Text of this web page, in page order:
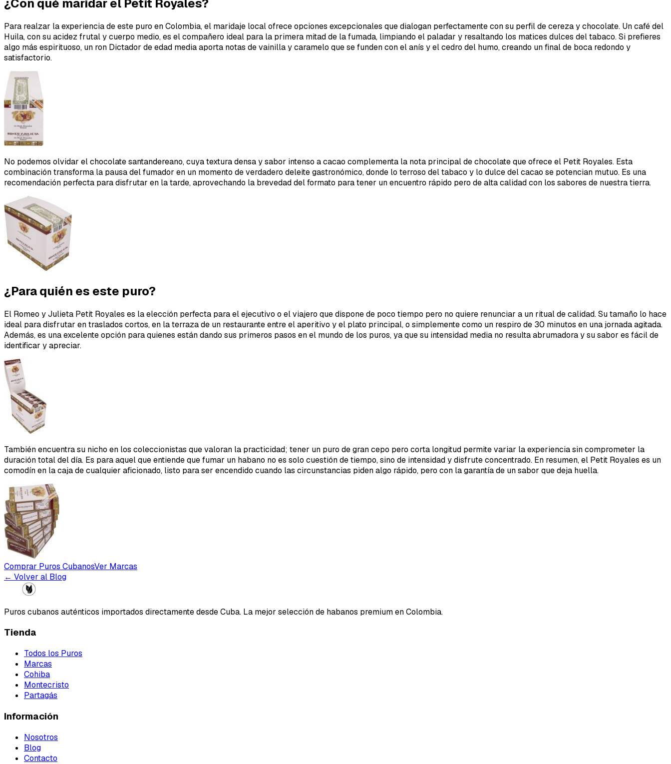
¿Con qué maridar el Petit Royales?
Para realzar la experiencia de este puro en Colombia, el maridaje local ofrece opciones excepcionales que dialogan perfectamente con su perfil de cereza y chocolate. Un café del
Huila, con su acidez frutal y cuerpo medio, es el compañero ideal para la primera mitad de la fumada, limpiando el paladar y resaltando los matices dulces del tabaco. Si prefieres
algo más espirituoso, un ron Dictador de edad media aporta notas de vainilla y caramelo que se funden con el anís y el cedro del humo, creando un final de boca redondo y
satisfactorio.
No podemos olvidar el chocolate santandereano, cuya textura densa y sabor intenso a cacao complementa la nota principal de chocolate que ofrece el Petit Royales. Esta
combinación transforma la pausa del fumador en un momento de verdadero deleite gastronómico, donde lo terroso del tabaco y lo dulce del cacao se potencian mutuo. Es una
recomendación perfecta para disfrutar en la tarde, aprovechando la brevedad del formato para tener un encuentro rápido pero de alta calidad con los sabores de nuestra tierra.
¿Para quién es este puro?
El Romeo y Julieta Petit Royales es la elección perfecta para el ejecutivo o el viajero que dispone de poco tiempo pero no quiere renunciar a un ritual de calidad. Su tamaño lo hace
ideal para disfrutar en traslados cortos, en la terraza de un restaurante entre el aperitivo y el plato principal, o simplemente como un respiro de 30 minutos en una jornada agitada.
Además, es una excelente opción para quienes están dando sus primeros pasos en el mundo de los puros, ya que su intensidad media no resulta abrumadora y su sabor es fácil de
identificar y apreciar.
También encuentra su nicho en los coleccionistas que valoran la practicidad; tener un puro de gran cepo pero corta longitud permite variar la experiencia sin comprometer la
duración total del día. Es para aquel que entiende que fumar un habano no es solo cuestión de tiempo, sino de intensidad y disfrute concentrado. En resumen, el Petit Royales es un
comodín en la caja de cualquier aficionado, listo para ser encendido cuando las circunstancias piden algo rápido, pero con la garantía de un sabor que deja huella.
Comprar Puros CubanosVer Marcas
← Volver al Blog
Puros cubanos auténticos importados directamente desde Cuba. La mejor selección de habanos premium en Colombia.
Tienda
Todos los Puros
Marcas
Cohiba
Montecristo
Partagás
Información
Nosotros
Blog
Contacto